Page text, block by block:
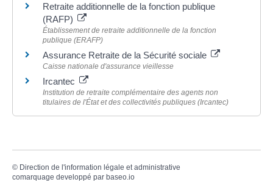
Retraite additionnelle de la fonction publique
(RAFP)
Établissement de retraite additionnelle de la fonction
publique (ERAFP)
Assurance Retraite de la Sécurité sociale
Caisse nationale d'assurance vieillesse
Ircantec
Institution de retraite complémentaire des agents non
titulaires de l'État et des collectivités publiques (Ircantec)
© Direction de l'information légale et administrative
comarquage developpé par baseo.io